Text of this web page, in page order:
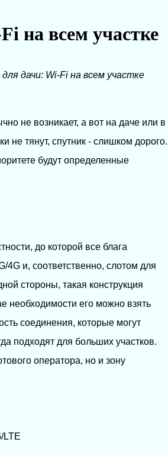
на всем участке
дачи: Wi-Fi на всем участке
не возникает, а вот на даче или в
не тянут, спутник - слишком дорого.
будут определенные
до которой все блага
и, соответственно, слотом для
стороны, такая конструкция
необходимости его можно взять
соединения, которые могут
подходят для больших участков.
оператора, но и зону
LTE